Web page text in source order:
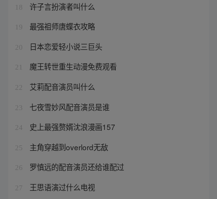
18 许子言扮演者叫什么
19 最强祖师唐蝶衣攻略
20 日本恋爱轻小说三巨头
21 魔王转世重生动漫免费观看
22 艾莉配音演员叫什么
23 七夜雪妙风配音演员是谁
24 史上最强赘婿沈浪漫画157
25 主角穿越到overlord无敌
26 罗慎远的配音演员还给谁配过
27 王思语演过什么电视